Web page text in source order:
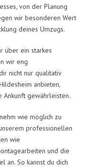
von der Planung
wir besonderen Wert
deines Umzugs.
über ein starkes
wir eng
nicht nur qualitativ
anbieten,
Ankunft gewährleisten.
wie möglich zu
professionellen
wie
und die
an. So kannst du dich